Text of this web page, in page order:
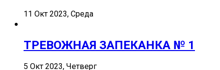
11 Окт 2023, Среда
ТРЕВОЖНАЯ ЗАПЕКАНКА № 1
5 Окт 2023, Четверг